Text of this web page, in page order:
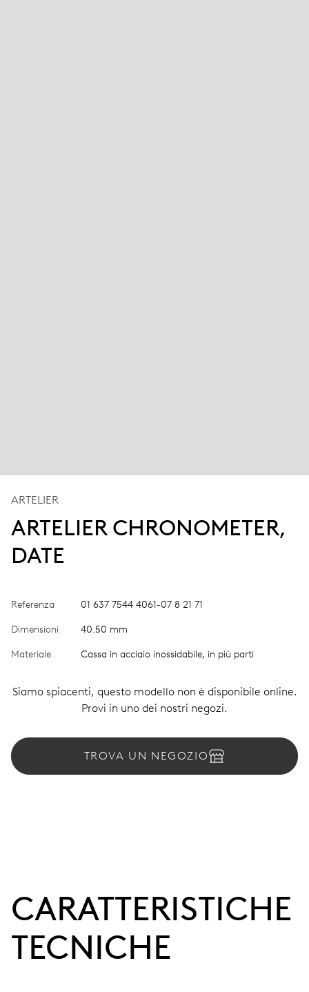
ARTELIER
ARTELIER CHRONOMETER,
DATE
Referenza 01 637 7544 4061-07 8 21 71
Dimensioni 40.50 mm
Materiale Cassa in acciaio inossidabile, in più parti
Siamo spiacenti, questo modello non è disponibile online.
Provi in uno dei nostri negozi.
TROVA UN NEGOZIO
CARATTERISTICHE
TECNICHE